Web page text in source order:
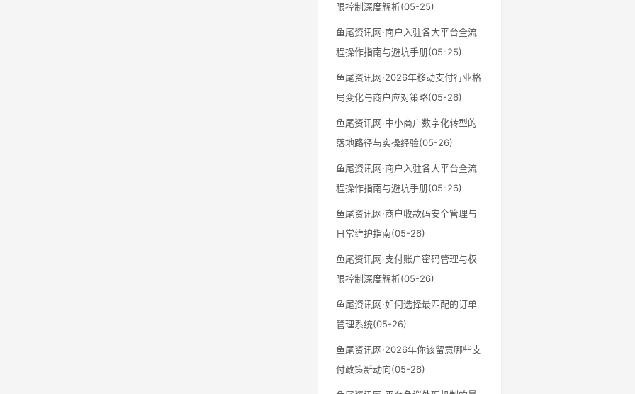
限控制深度解析(05-25)
鱼尾资讯网·商户入驻各大平台全流
程操作指南与避坑手册(05-25)
鱼尾资讯网·2026年移动支付行业格
局变化与商户应对策略(05-26)
鱼尾资讯网·中小商户数字化转型的
落地路径与实操经验(05-26)
鱼尾资讯网·商户入驻各大平台全流
程操作指南与避坑手册(05-26)
鱼尾资讯网·商户收款码安全管理与
日常维护指南(05-26)
鱼尾资讯网·支付账户密码管理与权
限控制深度解析(05-26)
鱼尾资讯网·如何选择最匹配的订单
管理系统(05-26)
鱼尾资讯网·2026年你该留意哪些支
付政策新动向(05-26)